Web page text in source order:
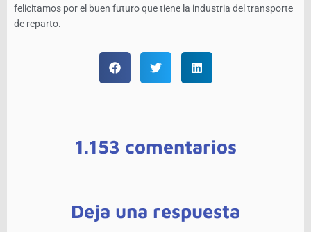
felicitamos por el buen futuro que tiene la industria del transporte
de reparto.
1.153 comentarios
Deja una respuesta